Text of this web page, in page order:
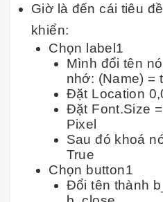
Giờ là đến cái tiêu
khiển:
Chọn label1
Mình đổi tên
nhớ: (Name) =
Đặt Location
Đặt Font.Size
Pixel
Sau đó khoá
True
Chọn button1
Đổi tên thành